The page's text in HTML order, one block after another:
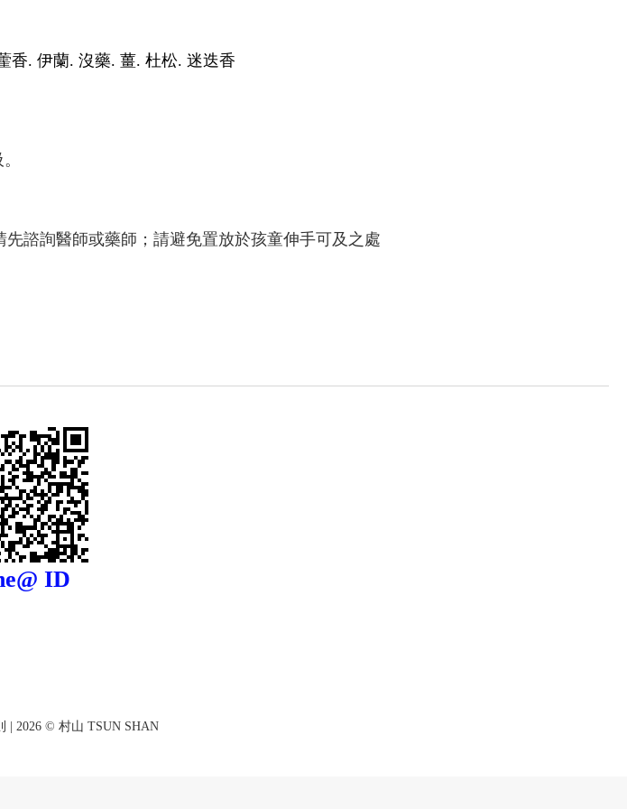
香. 伊蘭. 沒藥. 薑. 杜松. 迷迭香
諮詢醫師或藥師；請避免置放於孩童伸手可及之處
ID
| 2026 © 村山 TSUN SHAN